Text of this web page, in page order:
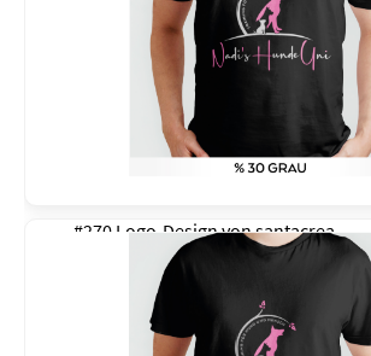
#270 Logo-Design vonsantacrea